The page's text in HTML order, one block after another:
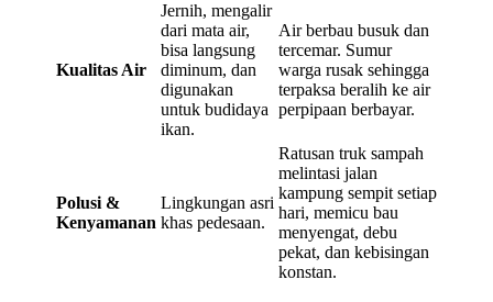
Kualitas Air
Jernih, mengalir
dari mata air,
bisa langsung
diminum, dan
digunakan
untuk budidaya
ikan.
Air berbau busuk dan
tercemar. Sumur
warga rusak sehingga
terpaksa beralih ke air
perpipaan berbayar.
Polusi &
Kenyamanan
Lingkungan asri
khas pedesaan.
Ratusan truk sampah
melintasi jalan
kampung sempit setiap
hari, memicu bau
menyengat, debu
pekat, dan kebisingan
konstan.